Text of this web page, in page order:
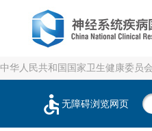
中华人民共和国国家卫生健康委员会
无障碍浏览网页